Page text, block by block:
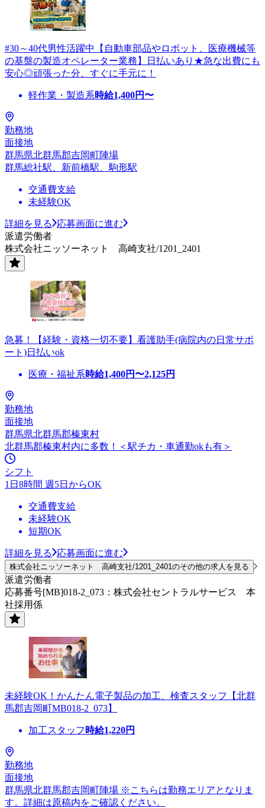
#30～40代男性活躍中【自動車部品やロボット、医療機械等
の基盤の製造オペレーター業務】日払いあり★急な出費にも
安心◎頑張った分、すぐに手元に！
軽作業・製造系時給1,400円〜
勤務地
面接地
群馬県北群馬郡吉岡町陣場
群馬総社駅、新前橋駅、駒形駅
交通費支給
未経験OK
詳細を見る
応募画面に進む
派遣労働者
株式会社ニッソーネット 高崎支社/1201_2401
急募！【経験・資格一切不要】看護助手(病院内の日常サポ
ート)日払いok
医療・福祉系時給1,400円〜2,125円
勤務地
面接地
群馬県北群馬郡榛東村
北群馬郡榛東村内に多数！＜駅チカ・車通勤okも有＞
シフト
1日8時間 週5日からOK
交通費支給
未経験OK
短期OK
詳細を見る 応募画面に進む
株式会社ニッソーネット 高崎支社/1201_2401のその他の求人を見る
派遣労働者
応募番号[MB]018-2_073：株式会社セントラルサービス 本
社採用係
未経験OK！かんたん電子製品の加工、検査スタッフ【北群
馬郡吉岡町MB018-2_073】
加工スタッフ 時給1,220円
勤務地
面接地
群馬県北群馬郡吉岡町陣場 ※こちらは勤務エリアとなりま
す。詳細は原稿内をご確認ください。